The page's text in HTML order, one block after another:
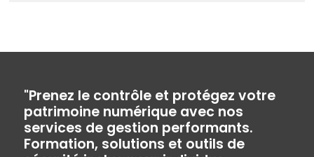
"Prenez le contrôle et protégez votre
patrimoine numérique avec nos
services de gestion performants.
Formation, solutions et outils de